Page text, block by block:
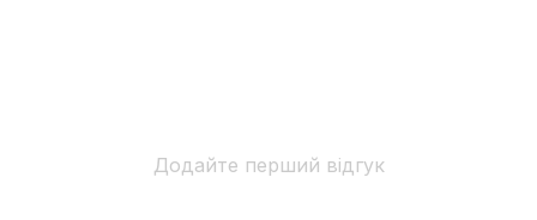
Додайте перший відгук